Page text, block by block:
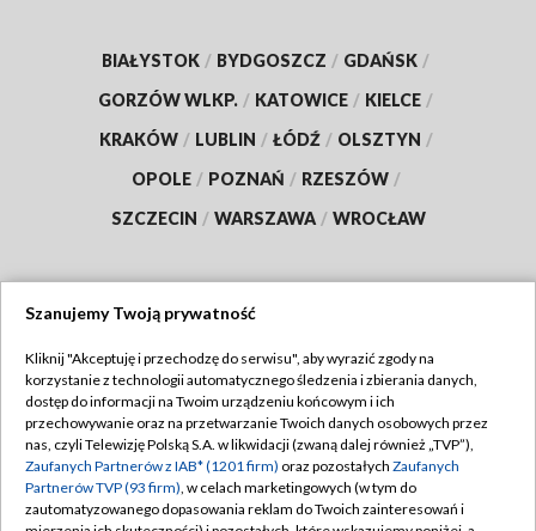
BIAŁYSTOK / BYDGOSZCZ / GDAŃSK /
GORZÓW WLKP. / KATOWICE / KIELCE /
KRAKÓW / LUBLIN / ŁÓDŹ / OLSZTYN /
OPOLE / POZNAŃ / RZESZÓW /
SZCZECIN / WARSZAWA / WROCŁAW
TVP
Abonament TVP
Emisja w TVP
Centrum informacji TVP
Regulamin TVP
Polityka prywatności
Moje zgody
Szanujemy Twoją prywatność
Kliknij "Akceptuję i przechodzę do serwisu", aby wyrazić zgody na
korzystanie z technologii automatycznego śledzenia i zbierania danych,
dostęp do informacji na Twoim urządzeniu końcowym i ich
przechowywanie oraz na przetwarzanie Twoich danych osobowych przez
nas, czyli Telewizję Polską S.A. w likwidacji (zwaną dalej również „TVP”),
Zaufanych Partnerów z IAB* (1201 firm) oraz pozostałych Zaufanych
Partnerów TVP (93 firm), w celach marketingowych (w tym do
zautomatyzowanego dopasowania reklam do Twoich zainteresowań i